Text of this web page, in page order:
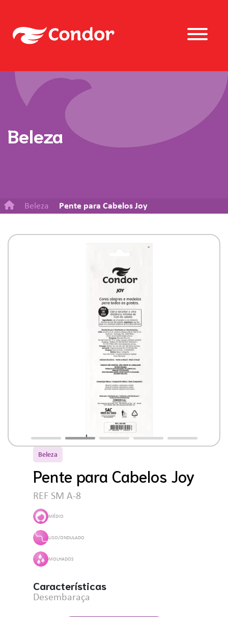
Beleza
Beleza Pente para Cabelos Joy
Beleza
Pente para Cabelos Joy
REF SM A-8
MÉDIO
LISO/ONDULADO
MOLHADOS
Características
Desembaraça